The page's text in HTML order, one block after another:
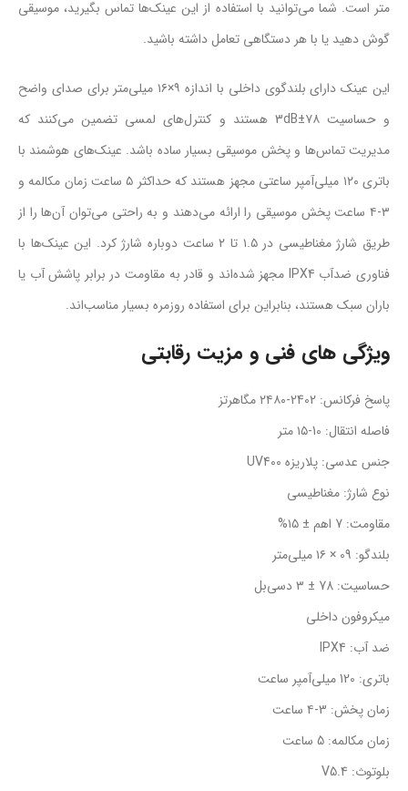
متر است. شما می‌توانید با استفاده از این عینک‌ها تماس بگیرید، موسیقی
گوش دهید یا با هر دستگاهی تعامل داشته باشید.
این عینک‌ دارای بلندگوی داخلی با اندازه ۹×۱۶ میلی‌متر برای صدای واضح
و حساسیت ۷۸±3dB هستند و کنترل‌های لمسی تضمین می‌کنند که
مدیریت تماس‌ها و پخش موسیقی بسیار ساده باشد. عینک‌های هوشمند با
باتری ۱۲۰ میلی‌آمپر ساعتی مجهز هستند که حداکثر ۵ ساعت زمان مکالمه و
۳-۴ ساعت پخش موسیقی را ارائه می‌دهند و به راحتی می‌توان آن‌ها را از
طریق شارژ مغناطیسی در ۱.۵ تا ۲ ساعت دوباره شارژ کرد. این عینک‌ها با
فناوری ضدآب IPX4 مجهز شده‌اند و قادر به مقاومت در برابر پاشش آب یا
باران سبک هستند، بنابراین برای استفاده روزمره بسیار مناسب‌اند.
ویژگى هاى فنى و مزیت رقابتى
پاسخ فرکانس: 2402-۲۴۸۰ مگاهرتز
فاصله انتقال: 10-۱۵ متر
جنس عدسی: پلاریزه UV400
نوع شارژ: مغناطیسی
مقاومت: 7 اهم ± ۱۵%
بلندگو: 09 × ۱۶ میلی‌متر
حساسیت: 78 ± ۳ دسی‌بل
میکروفون داخلی
ضد آب: IPX4
باتری: 120 میلی‌آمپر ساعت
زمان پخش: 3-۴ ساعت
زمان مکالمه: 5 ساعت
بلوتوث: V5.4